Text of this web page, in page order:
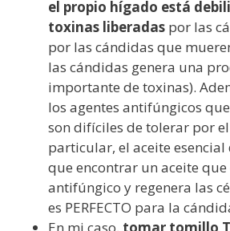
el propio hígado está
toxinas liberadas por las
por las cándidas que
las cándidas genera una
importante de toxinas).
los agentes antifúngicos
son difíciles de tolerar por
particular, el aceite esencial
que encontrar un aceite que
antifúngico y regenera las
es PERFECTO para la
En mi caso, tomar tomillo